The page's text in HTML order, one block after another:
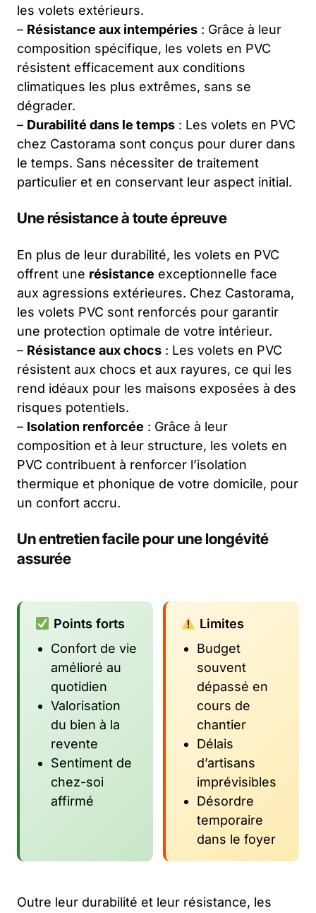
les volets extérieurs.
– Résistance aux intempéries : Grâce à leur
composition spécifique, les volets en PVC
résistent efficacement aux conditions
climatiques les plus extrêmes, sans se
dégrader.
– Durabilité dans le temps : Les volets en PVC
chez Castorama sont conçus pour durer dans
le temps. Sans nécessiter de traitement
particulier et en conservant leur aspect initial.
Une résistance à toute épreuve
En plus de leur durabilité, les volets en PVC
offrent une résistance exceptionnelle face
aux agressions extérieures. Chez Castorama,
les volets PVC sont renforcés pour garantir
une protection optimale de votre intérieur.
– Résistance aux chocs : Les volets en PVC
résistent aux chocs et aux rayures, ce qui les
rend idéaux pour les maisons exposées à des
risques potentiels.
– Isolation renforcée : Grâce à leur
composition et à leur structure, les volets en
PVC contribuent à renforcer l’isolation
thermique et phonique de votre domicile, pour
un confort accru.
Un entretien facile pour une longévité
assurée
Points forts
Confort de vie
amélioré au
quotidien
Valorisation
du bien à la
revente
Sentiment de
chez-soi
affirmé
Limites
Budget
souvent
dépassé en
cours de
chantier
Délais
d’artisans
imprévisibles
Désordre
temporaire
dans le foyer
Outre leur durabilité et leur résistance, les